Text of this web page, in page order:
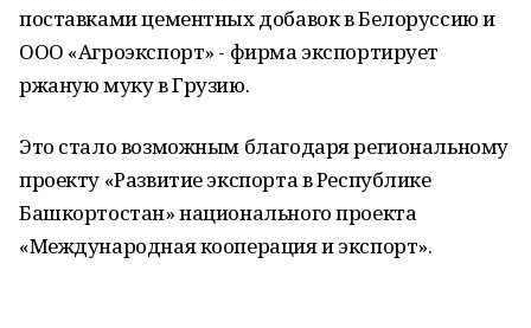
поставками цементных добавок в Белоруссию и
ООО «Агроэкспорт» - фирма экспортирует
ржаную муку в Грузию.
Это стало возможным благодаря региональному
проекту «Развитие экспорта в Республике
Башкортостан» национального проекта
«Международная кооперация и экспорт».